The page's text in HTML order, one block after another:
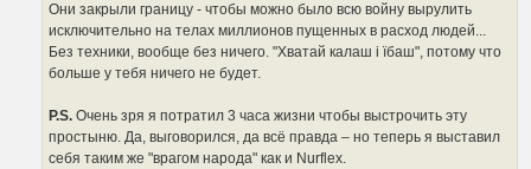
Они закрыли границу - чтобы можно было всю войну вырулить
исключительно на телах миллионов пущенных в расход людей...
Без техники, вообще без ничего. "Хватай калаш i їбаш", потому что
больше у тебя ничего не будет.
P.S. Очень зря я потратил 3 часа жизни чтобы выстрочить эту
простыню. Да, выговорился, да всё правда – но теперь я выставил
себя таким же "врагом народа" как и Nurflex.